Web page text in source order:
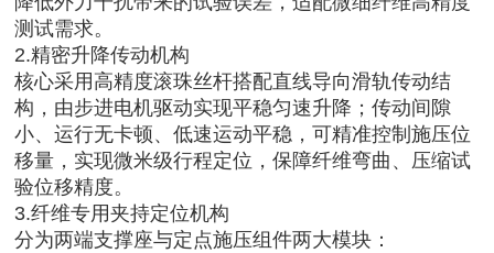
测试需求。
2.精密升降传动机构
核心采用高精度滚珠丝杆搭配直线导向滑轨传动结
构，由步进电机驱动实现平稳匀速升降；传动间隙
小、运行无卡顿、低速运动平稳，可精准控制施压位
移量，实现微米级行程定位，保障纤维弯曲、压缩试
验位移精度。
3.纤维专用夹持定位机构
分为两端支撑座与定点施压组件两大模块：